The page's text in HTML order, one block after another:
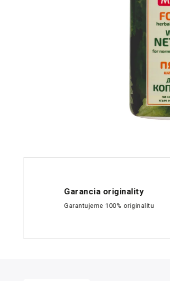
Garancia originality
Garantujeme 100% originalitu